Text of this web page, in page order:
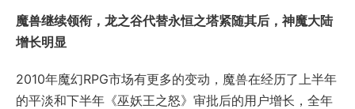
魔兽继续领衔，龙之谷代替永恒之塔紧随其后，神魔大陆
增长明显
2010年魔幻RPG市场有更多的变动，魔兽在经历了上半年
的平淡和下半年《巫妖王之怒》审批后的用户增长，全年